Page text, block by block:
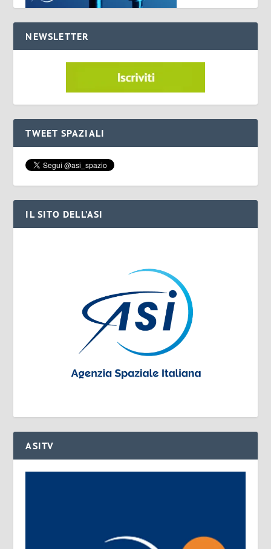
NEWSLETTER
TWEET SPAZIALI
IL SITO DELL’ASI
ASITV